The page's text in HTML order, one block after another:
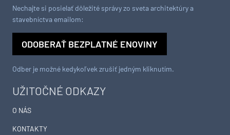
UŽITOČNÉ ODKAZY
O NÁS
KONTAKTY
Nechajte si posielať dôležité správy zo sveta architektúry a
stavebníctva emailom:
ODOBERAŤ BEZPLATNÉ ENOVINY
Odber je možné kedykoľvek zrušiť jedným kliknutím.